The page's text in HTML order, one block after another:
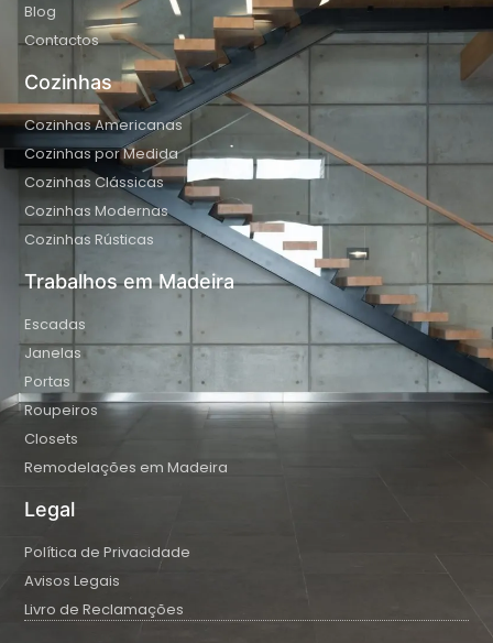
Blog
Contactos
Cozinhas
Cozinhas Americanas
Cozinhas por Medida
Cozinhas Clássicas
Cozinhas Modernas
Cozinhas Rústicas
Trabalhos em Madeira
Escadas
Janelas
Portas
Roupeiros
Closets
Remodelações em Madeira
Legal
Política de Privacidade
Avisos Legais
Livro de Reclamações